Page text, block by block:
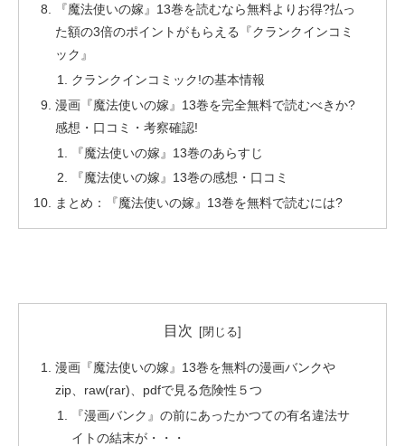
『魔法使いの嫁』13巻を読むなら無料よりお得?払っ
た額の3倍のポイントがもらえる『クランクインコミ
ック』
クランクインコミック!の基本情報
漫画『魔法使いの嫁』13巻を完全無料で読むべきか?
感想・口コミ・考察確認!
『魔法使いの嫁』13巻のあらすじ
『魔法使いの嫁』13巻の感想・口コミ
まとめ：『魔法使いの嫁』13巻を無料で読むには?
目次
漫画『魔法使いの嫁』13巻を無料の漫画バンクや
zip、raw(rar)、pdfで見る危険性５つ
『漫画バンク』の前にあったかつての有名違法サ
イトの結末が・・・